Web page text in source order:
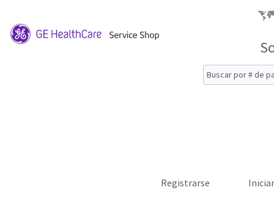
Registrarse